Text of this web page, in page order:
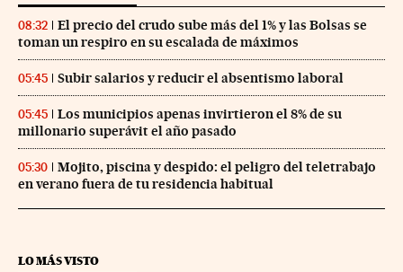
08:32
El precio del crudo sube más del 1% y las Bolsas se
toman un respiro en su escalada de máximos
05:45 Subir salarios y reducir el absentismo laboral
05:45
Los municipios apenas invirtieron el 8% de su
millonario superávit el año pasado
05:30
Mojito, piscina y despido: el peligro del teletrabajo
en verano fuera de tu residencia habitual
LO MÁS VISTO